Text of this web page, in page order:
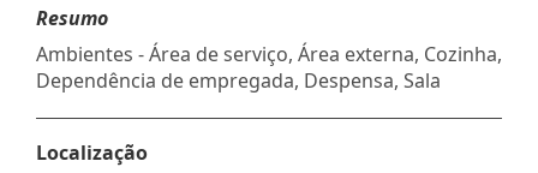
Resumo
Ambientes - Área de serviço, Área externa, Cozinha,
Dependência de empregada, Despensa, Sala
Localização